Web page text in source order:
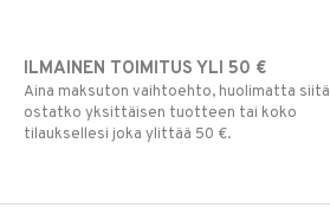
ILMAINEN TOIMITUS YLI 50 €
Aina maksuton vaihtoehto, huolimatta siitä
ostatko yksittäisen tuotteen tai koko
tilauksellesi joka ylittää 50 €.